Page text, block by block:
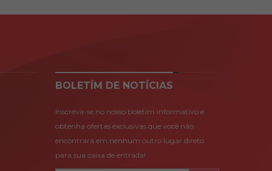
BOLETÍM DE NOTÍCIAS
Inscreva-se no nosso boletim informativo e
obtenha ofertas exclusivas que você não
encontrará em nenhum outro lugar direto
para sua caixa de entrada!